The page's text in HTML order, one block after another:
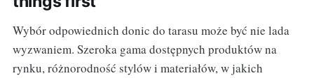
Wybór odpowiednich donic do tarasu może być nie lada
wyzwaniem. Szeroka gama dostępnych produktów na
rynku, różnorodność stylów i materiałów, w jakich